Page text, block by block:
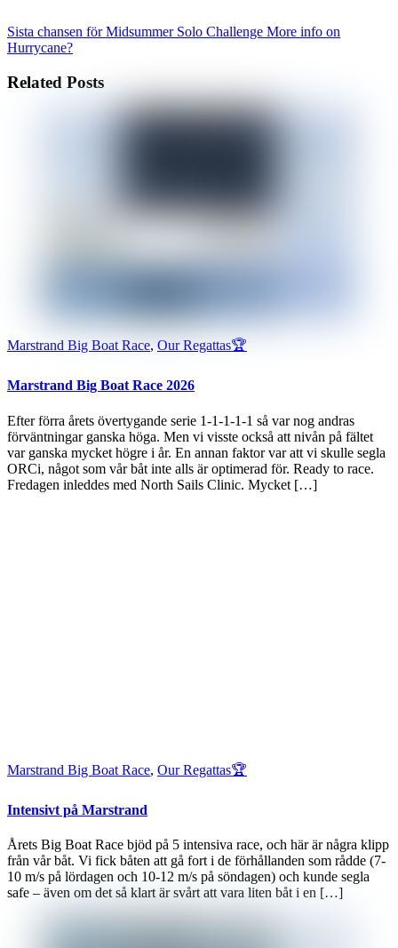
Sista chansen för Midsummer Solo Challenge More info on
Hurrycane?
Related Posts
Marstrand Big Boat Race, Our Regattas🏆
Marstrand Big Boat Race 2026
Efter förra årets övertygande serie 1-1-1-1-1 så var nog andras
förväntningar ganska höga. Men vi visste också att nivån på fältet
var ganska mycket högre i år. En annan faktor var att vi skulle segla
ORCi, något som vår båt inte alls är optimerad för. Ready to race.
Fredagen inleddes med North Sails Clinic. Mycket […]
Marstrand Big Boat Race, Our Regattas🏆
Intensivt på Marstrand
Årets Big Boat Race bjöd på 5 intensiva race, och här är några klipp
från vår båt. Vi fick båten att gå fort i de förhållanden som rådde (7-
10 m/s på lördagen och 10-12 m/s på söndagen) och kunde segla
safe – även om det så klart är svårt att vara liten båt i en […]